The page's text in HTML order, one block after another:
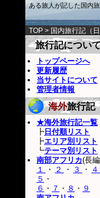
ある旅人が記した国内
TOP > 国内旅行記 （
旅行記につい
トップページへ
更新履歴
当サイトについて
管理者情報
海外旅行記
★海外旅行記一覧
┣ 日付順リスト
┣エリア別リスト
┗テーマ別リスト
南部アフリカ(長
１
・ ２ ・ ３ ・ ４
５ ・
６ ・ ７ ・ ８ ・ ９